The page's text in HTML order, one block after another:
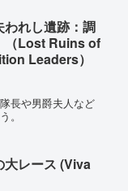
れし遺跡：調
（Lost Ruins of
Leaders）
長や男爵夫人など
。
大レース (Viva